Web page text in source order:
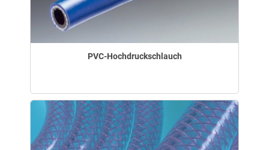
PVC-Hochdruckschlauch